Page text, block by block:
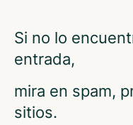
Si no lo
entrada,
mira en spam,
sitios.